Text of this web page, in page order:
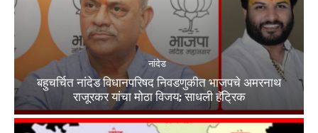
नांदेड
बहुचर्चित नांदेड विधानपरिषद निवडणुकीत भाजपचे अमरनाथ
राजूरकर यांचा मोठा विजय; साधली हॅट्रिक